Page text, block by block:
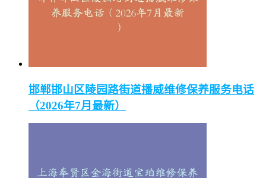
邯郸邯山区陵园路街道播威维修保养服务电话
（2026年7月最新）